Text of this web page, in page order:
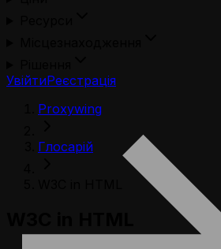
УвійтиРеєстрація
Proxywing
Глосарій